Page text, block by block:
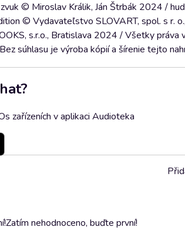
© Miroslav Králik, Ján Štrbák 2024 /
© Vydavateľstvo SLOVART, spol. s
s.r.o., Bratislava 2024 / Všetky
súhlasu je výroba kópií a šírenie tejto
zařízeních v aplikaci Audioteka
Zatím nehodnoceno, buďte první!